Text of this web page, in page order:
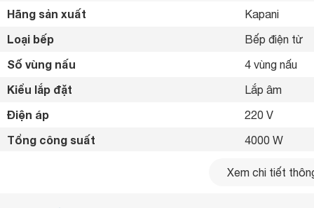
Hãng sản xuất Kapani
Loại bếp Bếp điện từ
Số vùng nấu 4 vùng nấu
Kiểu lắp đặt Lắp âm
Điện áp 220 V
Tổng công suất 4000 W
Trái: 2000W
Xem chi tiết